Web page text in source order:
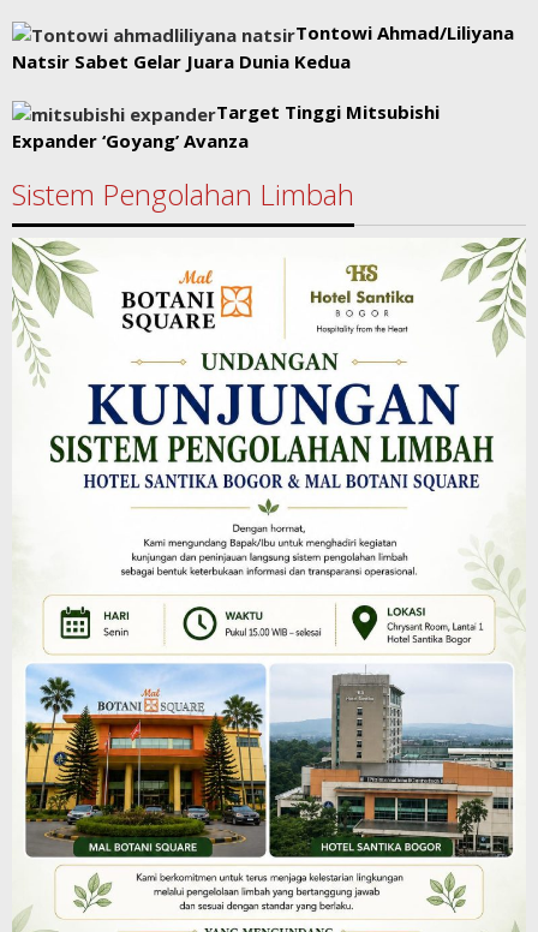
Tontowi Ahmad/Liliyana
Natsir Sabet Gelar Juara Dunia Kedua
Target Tinggi Mitsubishi
Expander ‘Goyang’ Avanza
Sistem Pengolahan Limbah